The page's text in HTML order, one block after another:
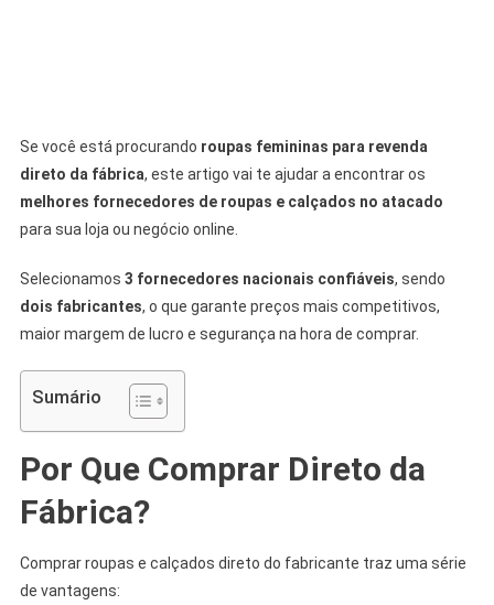
Se você está procurando roupas femininas para revenda
direto da fábrica, este artigo vai te ajudar a encontrar os
melhores fornecedores de roupas e calçados no atacado
para sua loja ou negócio online.
Selecionamos 3 fornecedores nacionais confiáveis, sendo
dois fabricantes, o que garante preços mais competitivos,
maior margem de lucro e segurança na hora de comprar.
Sumário
Por Que Comprar Direto da
Fábrica?
Comprar roupas e calçados direto do fabricante traz uma série
de vantagens: